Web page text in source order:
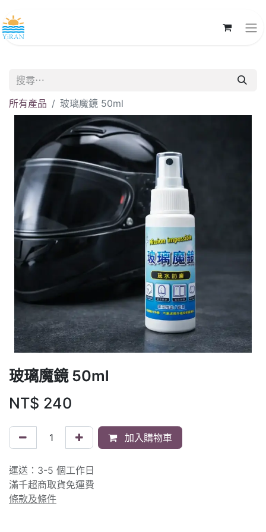
所有產品 玻璃魔鏡 50ml
玻璃魔鏡 50ml
NT$ 240
加入購物車
運送：3-5 個工作日
滿千超商取貨免運費
條款及條件